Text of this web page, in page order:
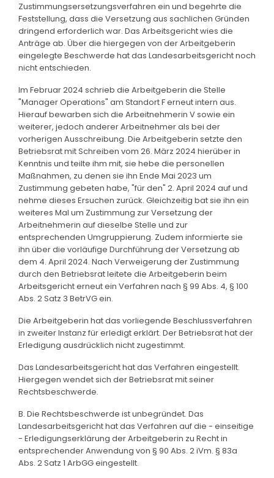
Zustimmungsersetzungsverfahren ein und begehrte die
Feststellung, dass die Versetzung aus sachlichen Gründen
dringend erforderlich war. Das Arbeitsgericht wies die
Anträge ab. Über die hiergegen von der Arbeitgeberin
eingelegte Beschwerde hat das Landesarbeitsgericht noch
nicht entschieden.
Im Februar 2024 schrieb die Arbeitgeberin die Stelle
"Manager Operations" am Standort F erneut intern aus.
Hierauf bewarben sich die Arbeitnehmerin V sowie ein
weiterer, jedoch anderer Arbeitnehmer als bei der
vorherigen Ausschreibung. Die Arbeitgeberin setzte den
Betriebsrat mit Schreiben vom 26. März 2024 hierüber in
Kenntnis und teilte ihm mit, sie hebe die personellen
Maßnahmen, zu denen sie ihn Ende Mai 2023 um
Zustimmung gebeten habe, "für den" 2. April 2024 auf und
nehme dieses Ersuchen zurück. Gleichzeitig bat sie ihn ein
weiteres Mal um Zustimmung zur Versetzung der
Arbeitnehmerin auf dieselbe Stelle und zur
entsprechenden Umgruppierung. Zudem informierte sie
ihn über die vorläufige Durchführung der Versetzung ab
dem 4. April 2024. Nach Verweigerung der Zustimmung
durch den Betriebsrat leitete die Arbeitgeberin beim
Arbeitsgericht erneut ein Verfahren nach § 99 Abs. 4, § 100
Abs. 2 Satz 3 BetrVG ein.
Die Arbeitgeberin hat das vorliegende Beschlussverfahren
in zweiter Instanz für erledigt erklärt. Der Betriebsrat hat der
Erledigung ausdrücklich nicht zugestimmt.
Das Landesarbeitsgericht hat das Verfahren eingestellt.
Hiergegen wendet sich der Betriebsrat mit seiner
Rechtsbeschwerde.
B. Die Rechtsbeschwerde ist unbegründet. Das
Landesarbeitsgericht hat das Verfahren auf die - einseitige
- Erledigungserklärung der Arbeitgeberin zu Recht in
entsprechender Anwendung von § 90 Abs. 2 iVm. § 83a
Abs. 2 Satz 1 ArbGG eingestellt.